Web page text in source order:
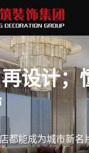
设计；
都能成为城市新名